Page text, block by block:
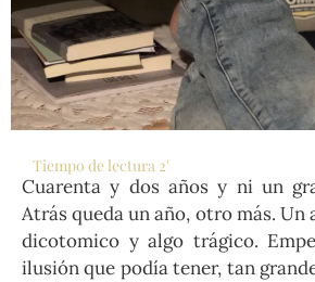
Tiempo de lectura 2'
Cuarenta y dos años y ni un
Atrás queda un año, otro más. Un
dicotomico y algo trágico.
ilusión que podía tener, tan